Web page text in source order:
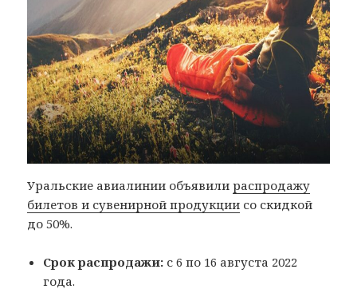
Уральские авиалинии объявилираспродажу
билетов и сувенирной продукции со скидкой
до 50%.
Срок распродажи: с 6 по 16 августа 2022
года.